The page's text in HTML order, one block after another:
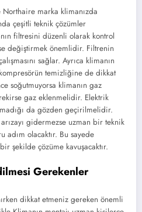
Northaire marka klimanızda
çeşitli teknik çözümler
filtresini düzenli olarak kontrol
değiştirmek önemlidir. Filtrenin
sağlar. Ayrıca klimanın
temizliğine de dikkat
soğutmuyorsa klimanın gaz
gaz eklenmelidir. Elektrik
da gözden geçirilmelidir.
gidermezse uzman bir teknik
adım olacaktır. Bu sayede
şekilde çözüme kavuşacaktır.
Gerekenler
dikkat etmeniz gereken önemli